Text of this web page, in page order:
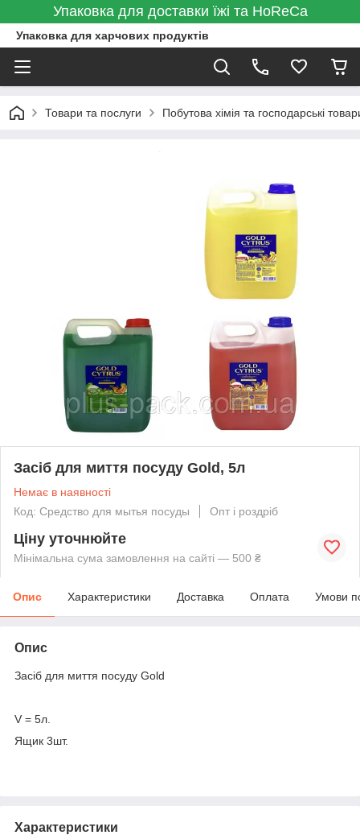
Упаковка для доставки їжі та HoReCa
Упаковка для харчових продуктів
Товари та послуги Побутова хімія та господарські
Засіб для миття посуду Gold, 5л
Немає в наявності
Код: Средство для мытья посуды
Опт і роздріб
Ціну уточнюйте
Мінімальна сума замовлення на сайті — 500 ₴
Опис Характеристики Доставка Оплата Умови
Опис
Засіб для миття посуду Gold
V = 5л.
Ящик 3шт.
Характеристики